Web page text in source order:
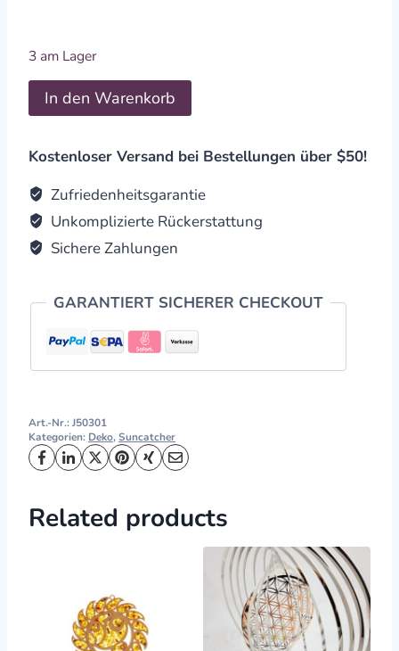
3 am Lager
Edelstahl
Mobile
-
quantity
In den Warenkorb
Kostenloser Versand bei Bestellungen über $50!
Zufriedenheitsgarantie
Unkomplizierte Rückerstattung
Sichere Zahlungen
GARANTIERT SICHERER CHECKOUT
Art.-Nr.:J50301
Kategorien: Deko,Suncatcher
Related products